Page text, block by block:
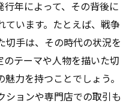
年によって、その背後に
ています。たとえば、戦争
切手は、その時代の状況を
テーマや人物を描いた切
力を持つことでしょう。
ションや専門店での取引も